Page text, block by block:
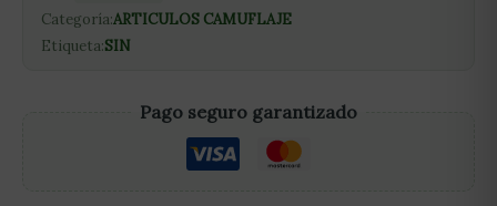
Categoría:ARTICULOS CAMUFLAJE
Etiqueta:SIN
Pago seguro garantizado